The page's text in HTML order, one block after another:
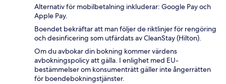
Alternativ för mobilbetalning inkluderar: Google Pay och
Apple Pay.
Boendet bekräftar att man följer de riktlinjer för rengöring
och desinficering som utfärdats av CleanStay (Hilton).
Om du avbokar din bokning kommer värdens
avbokningspolicy att gälla. I enlighet med EU-
bestämmelser om konsumenträtt gäller inte ångerrätten
för boendebokningstjänster.